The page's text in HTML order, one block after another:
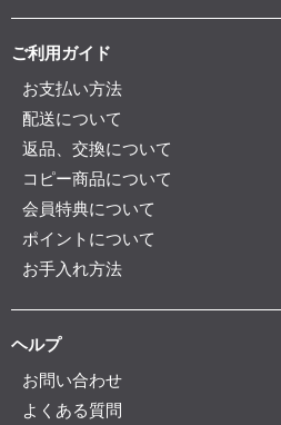
ご利用ガイド
お支払い方法
配送について
返品、交換について
コピー商品について
会員特典について
ポイントについて
お手入れ方法
ヘルプ
お問い合わせ
よくある質問